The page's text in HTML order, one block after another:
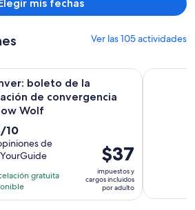
mis fechas
Ver las 105 actividades
boleto de la
de convergencia
Wolf
10
de
gratuita
El
precio
es
de
$37
impuestos y
cargos incluidos
por adulto
de convergencia Meow Wolf
Descubre